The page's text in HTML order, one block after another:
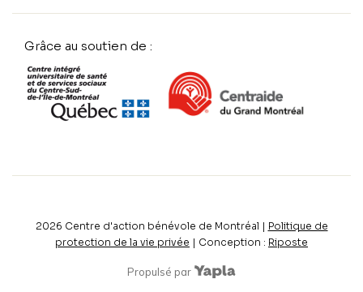
Grâce au soutien de :
2026 Centre d'action bénévole de Montréal | Politique de
protection de la vie privée | Conception : Riposte
Propulsé par